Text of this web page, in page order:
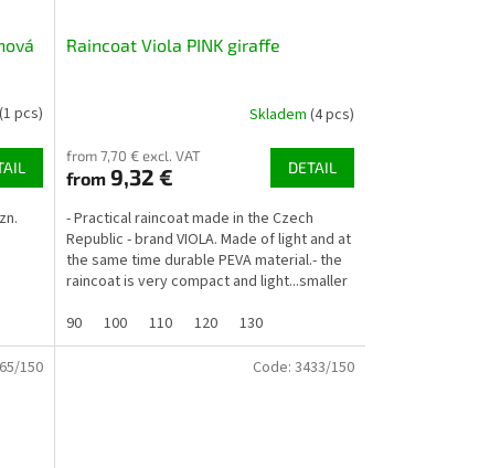
(1 pcs)
Raincoat Viola PINK giraffe
Skladem (4 pcs)
from 7,70 € excl. VAT
from9,32 € DETAIL
- Practical raincoat made in the Czech
Republic - brand VIOLA. Made of light and at
the same time durable PEVA material.- the
raincoat is very compact and light...smaller
90
100 110 120 130
150 Code: 3433/150